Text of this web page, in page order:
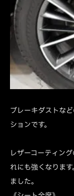
ブレーキダストな
ションです。
レザーコーティン
れにも強くなりま
ました。